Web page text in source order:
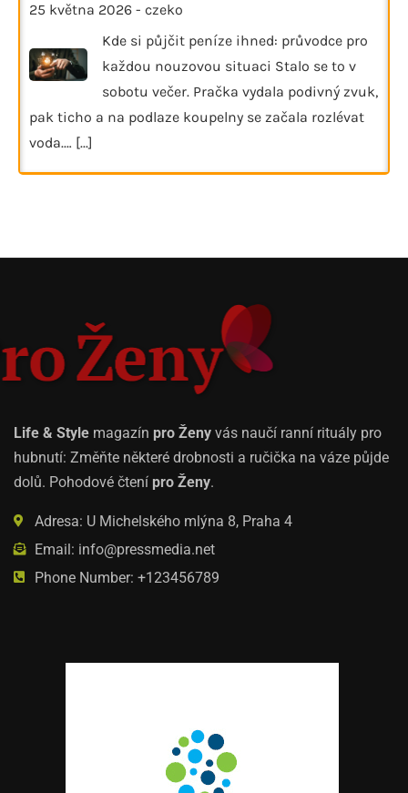
25 května 2026 - czeko
Kde si půjčit peníze ihned: průvodce pro
každou nouzovou situaci Stalo se to v
sobotu večer. Pračka vydala podivný zvuk,
pak ticho a na podlaze koupelny se začala rozlévat
voda.… [...]
Life & Style magazín pro Ženy vás naučí ranní rituály pro
hubnutí: Změňte některé drobnosti a ručička na váze půjde
dolů. Pohodové čtení pro Ženy.
Adresa: U Michelského mlýna 8, Praha 4
Email: info@pressmedia.net
Phone Number: +123456789